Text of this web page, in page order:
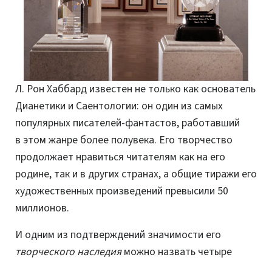
Л. Рон Хаббард известен не только как основатель
Дианетики и Саентологии: он один из самых
популярных писателей-фантастов, работавший
в этом жанре более полувека. Его творчество
продолжает нравиться читателям как на его
родине, так и в других странах, а общие тиражи его
художественных произведений превысили 50
миллионов.
И одним из подтверждений значимости его
творческого наследияможно назвать четыре